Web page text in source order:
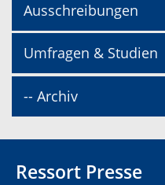
Ausschreibungen
Umfragen & Studien
-- Archiv
Ressort Presse